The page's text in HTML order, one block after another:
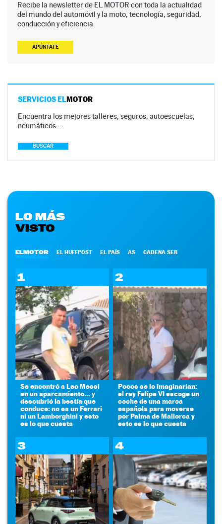
Recibe la newsletter de EL MOTOR con toda la actualidad
del mundo del automóvil y la moto, tecnología, seguridad,
conducción y eficiencia.
APÚNTATE
SERVICIOS ELMOTOR
Encuentra los mejores talleres, seguros, autoescuelas,
neumáticos…
BUSCAR
LO MÁS
VISTO
ELMOTOR EL HUFFPOST EL PAÍS AS CADENA SER
1
Se encontró a Leo Messi
en un aparcamiento... y
descubrió la bestia que
conduce: no es un Ferrari
ni un Lamborghini y esto
es lo que cuesta
2
Pocos se lo imaginarían:
el rey Felipe VI escoge un
coche de una marca
española para moverse
por Palma de Mallorca y
esto es lo que cuesta
3 4